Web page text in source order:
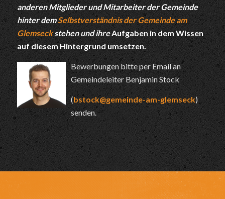
anderen Mitglieder und Mitarbeiter der Gemeinde
hinter demSelbstverständnis der Gemeinde am
Glemseckstehen und ihreAufgaben in dem Wissen
auf diesem Hintergrund umsetzen.
Bewerbungen bitte per Email an
Gemeindeleiter Benjamin Stock
(bstock@gemeinde-am-glemseck)
senden.